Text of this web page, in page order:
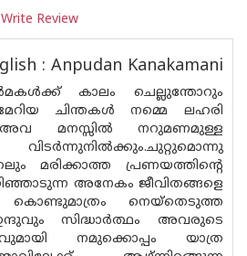
Write Review
: Anpudan Kanakamani
കാലം ചെല്ലുന്തോറും
ചിന്തകൾ നമ്മെ ലഹരി
അവ മനസ്സിൽ നറുമണമുള്ള
മരിക്കാത്ത പ്രണയത്തിൻ്റെ
അനേകം ജീവിതങ്ങളെ
നെയ്തെടുത്ത
സിദ്ധാർത്ഥം അവരുടെ
നമുക്കൊപ്പം യാത്ര